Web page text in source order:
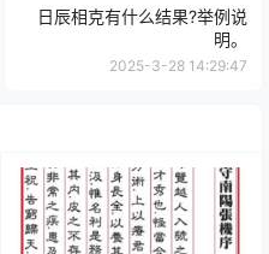
日辰相克有什么结果?举例说
明。
2025-3-28 14:29:47